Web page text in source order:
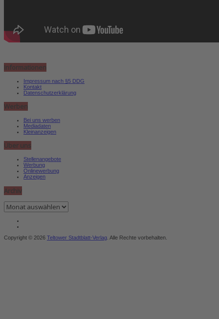
Informationen
Impressum nach §5 DDG
Kontakt
Datenschutzerklärung
Werben
Bei uns werben
Mediadaten
Kleinanzeigen
Über uns
Stellenangebote
Werbung
Onlinewerbung
Anzeigen
Archiv
Archiv
Copyright © 2026 Teltower Stadtblatt-Verlag . Alle Rechte vorbehalten.